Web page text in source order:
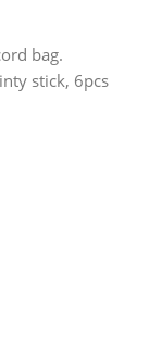
bag.
stick, 6pcs